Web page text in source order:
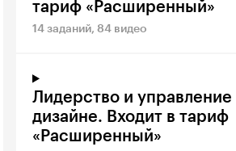
тариф «Расширенный»
14 заданий, 84 видео
Лидерство и управление
дизайне. Входит в тариф
«Расширенный»